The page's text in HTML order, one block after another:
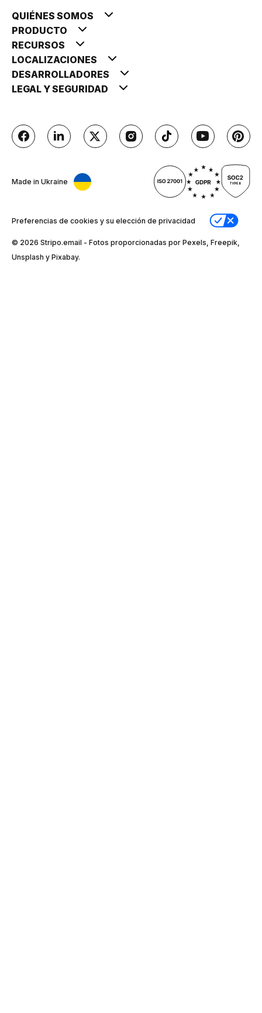
QUIÉNES SOMOS
PRODUCTO
RECURSOS
LOCALIZACIONES
DESARROLLADORES
LEGAL Y SEGURIDAD
Made in Ukraine
Preferencias de cookies y su elección de privacidad
© 2026 Stripо.email - Fotos proporcionadas por Pexels, Freepik,
Unsplash y Pixabay.